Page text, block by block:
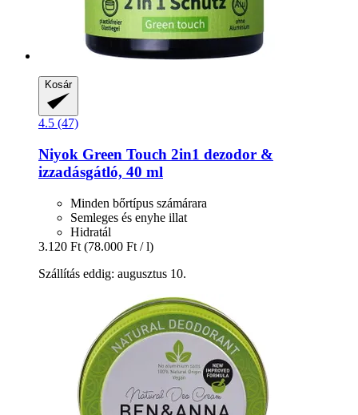
Kosár
4.5 (47)
Niyok Green Touch 2in1 dezodor &
izzadásgátló, 40 ml
Minden bőrtípus számárara
Semleges és enyhe illat
Hidratál
3.120 Ft (78.000 Ft / l)
Szállítás eddig: augusztus 10.